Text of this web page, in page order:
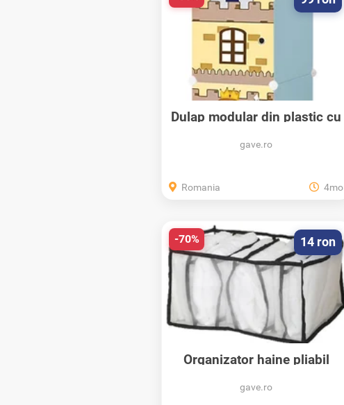
Dulap modular din plastic cu
gave.ro
Romania 4mo
Organizator haine pliabil
gave.ro
14 ron
-70%